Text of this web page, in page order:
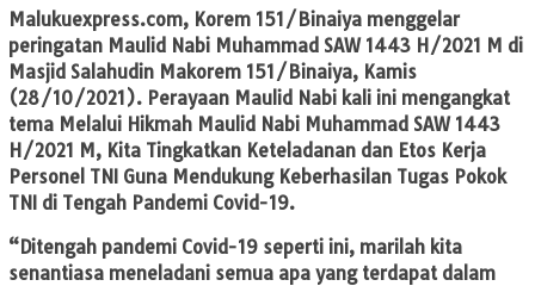
Malukuexpress.com, Korem 151/Binaiya menggelar
peringatan Maulid Nabi Muhammad SAW 1443 H/2021 M di
Masjid Salahudin Makorem 151/Binaiya, Kamis
(28/10/2021). Perayaan Maulid Nabi kali ini mengangkat
tema Melalui Hikmah Maulid Nabi Muhammad SAW 1443
H/2021 M, Kita Tingkatkan Keteladanan dan Etos Kerja
Personel TNI Guna Mendukung Keberhasilan Tugas Pokok
TNI di Tengah Pandemi Covid-19.
“Ditengah pandemi Covid-19 seperti ini, marilah kita
senantiasa meneladani semua apa yang terdapat dalam